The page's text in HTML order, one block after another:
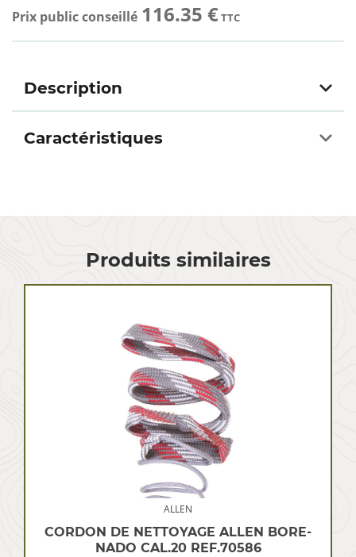
Prix public conseillé 116.35 €TTC
Description
Caractéristiques
Produits similaires
ALLEN
CORDON DE NETTOYAGE ALLEN BORE-
NADO CAL.20 REF.70586